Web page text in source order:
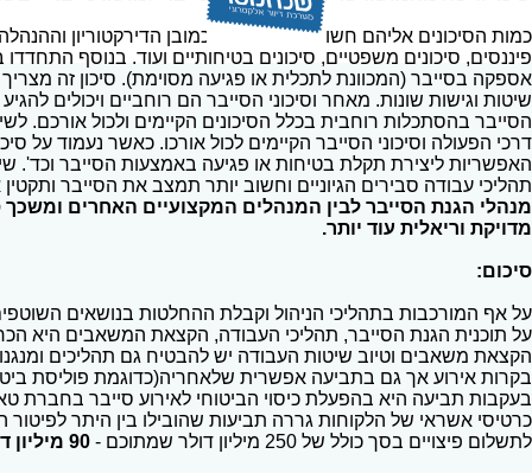
כמות הסיכונים אליהם חשופים הארגונים וכמובן הדירקטוריון
פיננסים, סיכונים משפטיים, סיכונים בטיחותיים ועוד. בנוסף
אספקה בסייבר (המכוונת לתכלית או פגיעה מסוימת). סיכון זה
שיטות וגישות שונות. מאחר וסיכוני הסייבר הם רוחביים ויכולים
הסייבר בהסתכלות רוחבית בכלל הסיכונים הקיימים ולכול אורכם.
דרכי הפעולה וסיכוני הסייבר הקיימים לכול אורכו. כאשר נעמוד על
האפשריות ליצירת תקלת בטיחות או פגיעה באמצעות הסייבר וכד'.
תהליכי עבודה סבירים הגיוניים וחשוב יותר תמצב את הסייבר
מנהלי הגנת הסייבר לבין המנהלים המקצועיים האחרים
מדויקת וריאלית עוד יותר.
סיכום:
על אף המורכבות בתהליכי הניהול וקבלת ההחלטות בנושאים
הקצאת משאבים וטיוב שיטות העבודה יש להבטיח גם תהליכים
בקרות אירוע אך גם בתביעה אפשרית שלאחריה(כדוגמת פוליסת
בעקבות תביעה היא בהפעלת כיסוי הביטוחי לאירוע סייבר בחברת
כרטיסי אשראי של הלקוחות גררה תביעות שהובילו בין היתר לפיטור
לתשלום פיצויים בסך כולל של 250 מיליון דולר שמתוכם -